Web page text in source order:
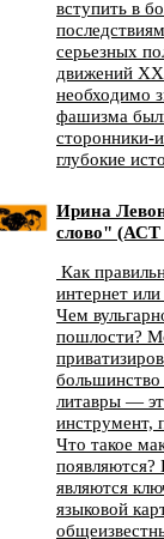
вступить в
серьезных
движений
необходимо
фашизма
сторонники-
глубокие
Ирина
слово" (АСТ
Как
интернет
Чем
пошлости?
литавры —
инструмент,
Что такое
появляются?
являются
языковой